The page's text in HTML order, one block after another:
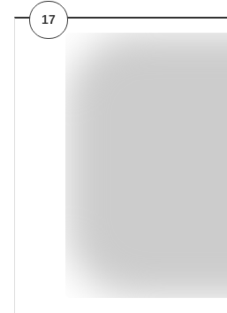
17